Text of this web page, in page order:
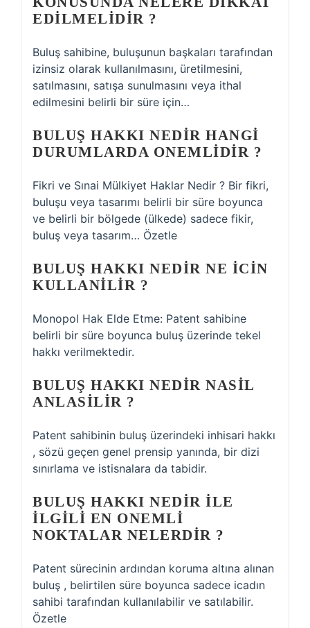
EDILMELIDIR ?
Buluş sahibine, buluşunun başkaları tarafından
izinsiz olarak kullanılmasını, üretilmesini,
satılmasını, satışa sunulmasını veya ithal
edilmesini belirli bir süre için…
BULUŞ HAKKI NEDIR HANGI
DURUMLARDA ONEMLIDIR ?
Fikri ve Sınai Mülkiyet Haklar Nedir ? Bir fikri,
buluşu veya tasarımı belirli bir süre boyunca
ve belirli bir bölgede (ülkede) sadece fikir,
buluş veya tasarım… Özetle
BULUŞ HAKKI NEDIR NE ICIN
KULLANILIR ?
Monopol Hak Elde Etme: Patent sahibine
belirli bir süre boyunca buluş üzerinde tekel
hakkı verilmektedir.
BULUŞ HAKKI NEDIR NASIL
ANLASILIR ?
Patent sahibinin buluş üzerindeki inhisari hakkı
, sözü geçen genel prensip yanında, bir dizi
sınırlama ve istisnalara da tabidir.
BULUŞ HAKKI NEDIR ILE
ILGILI EN ONEMLI
NOKTALAR NELERDIR ?
Patent sürecinin ardından koruma altına alınan
buluş , belirtilen süre boyunca sadece icadın
sahibi tarafından kullanılabilir ve satılabilir.
Özetle